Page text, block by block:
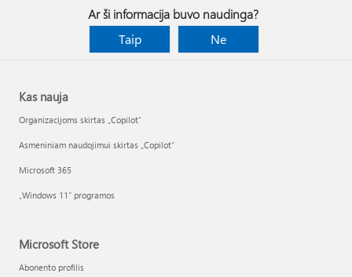
Ar ši informacija buvo naudinga?
Taip
Ne
Kas nauja
Organizacijoms skirtas „Copilot“
Asmeniniam naudojimui skirtas „Copilot“
Microsoft 365
„Windows 11“ programos
Microsoft Store
Abonento profilis